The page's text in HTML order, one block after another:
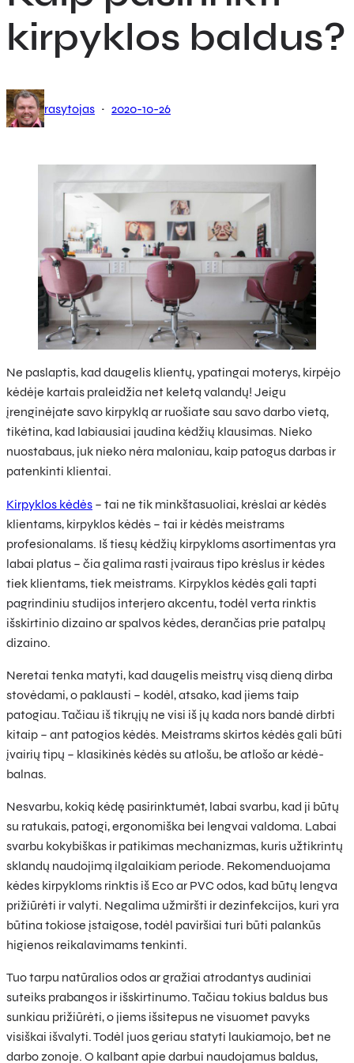
kirpyklos baldus?
rasytojas · 2020-10-26
Ne paslaptis, kad daugelis klientų, ypatingai moterys, kirpėjo
kėdėje kartais praleidžia net keletą valandų! Jeigu
įrenginėjate savo kirpyklą ar ruošiate sau savo darbo vietą,
tikėtina, kad labiausiai jaudina kėdžių klausimas. Nieko
nuostabaus, juk nieko nėra maloniau, kaip patogus darbas ir
patenkinti klientai.
Kirpyklos kėdės – tai ne tik minkštasuoliai, krėslai ar kėdės
klientams, kirpyklos kėdės – tai ir kėdės meistrams
profesionalams. Iš tiesų kėdžių kirpykloms asortimentas yra
labai platus – čia galima rasti įvairaus tipo krėslus ir kėdes
tiek klientams, tiek meistrams. Kirpyklos kėdės gali tapti
pagrindiniu studijos interjero akcentu, todėl verta rinktis
išskirtinio dizaino ar spalvos kėdes, derančias prie patalpų
dizaino.
Neretai tenka matyti, kad daugelis meistrų visą dieną dirba
stovėdami, o paklausti – kodėl, atsako, kad jiems taip
patogiau. Tačiau iš tikrųjų ne visi iš jų kada nors bandė dirbti
kitaip – ant patogios kėdės. Meistrams skirtos kėdės gali būti
įvairių tipų – klasikinės kėdės su atlošu, be atlošo ar kėdė-
balnas.
Nesvarbu, kokią kėdę pasirinktumėt, labai svarbu, kad ji būtų
su ratukais, patogi, ergonomiška bei lengvai valdoma. Labai
svarbu kokybiškas ir patikimas mechanizmas, kuris užtikrintų
sklandų naudojimą ilgalaikiam periode. Rekomenduojama
kėdes kirpykloms rinktis iš Eco ar PVC odos, kad būtų lengva
prižiūrėti ir valyti. Negalima užmiršti ir dezinfekcijos, kuri yra
būtina tokiose įstaigose, todėl paviršiai turi būti palankūs
higienos reikalavimams tenkinti.
Tuo tarpu natūralios odos ar gražiai atrodantys audiniai
suteiks prabangos ir išskirtinumo. Tačiau tokius baldus bus
sunkiau prižiūrėti, o jiems išsitepus ne visuomet pavyks
visiškai išvalyti. Todėl juos geriau statyti laukiamojo, bet ne
darbo zonoje. O kalbant apie darbui naudojamus baldus,